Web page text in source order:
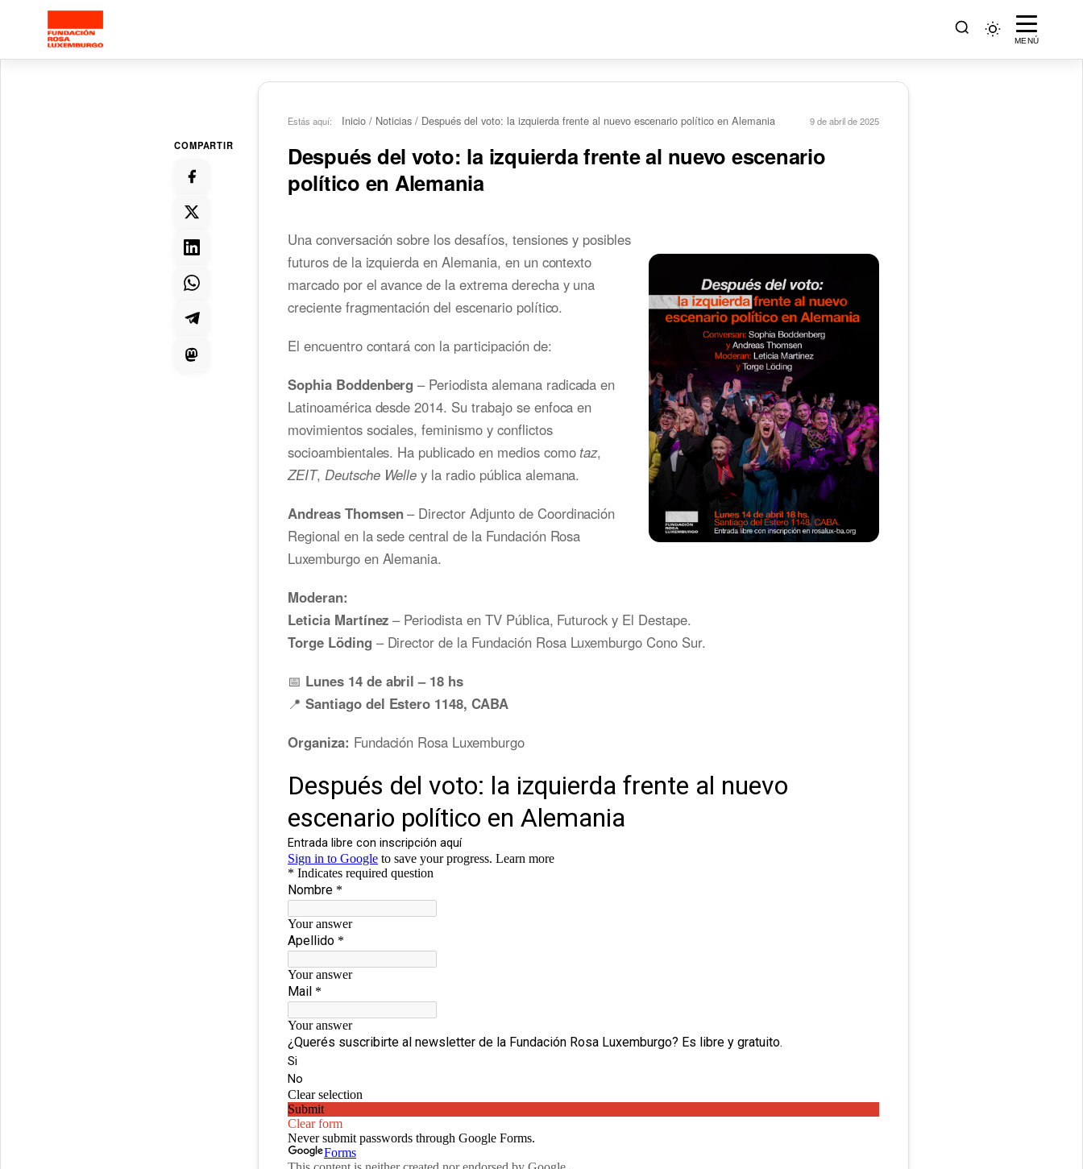
Saltar al contenido principal MENÚ
COMPARTIR
Estás aquí: Inicio / Noticias / Después del voto: la izquierda frente al nuevo escenario político en Alemania 9 de abril de 2025
Después del voto: la izquierda frente al nuevo escenario
político en Alemania
Una conversación sobre los desafíos, tensiones y posibles
futuros de la izquierda en Alemania, en un contexto
marcado por el avance de la extrema derecha y una
creciente fragmentación del escenario político.
El encuentro contará con la participación de:
Sophia Boddenberg – Periodista alemana radicada en
Latinoamérica desde 2014. Su trabajo se enfoca en
movimientos sociales, feminismo y conflictos
socioambientales. Ha publicado en medios como taz,
ZEIT, Deutsche Welle y la radio pública alemana.
Andreas Thomsen– Director Adjunto de Coordinación
Regional en la sede central de la Fundación Rosa
Luxemburgo en Alemania.
Moderan:
Leticia Martínez – Periodista en TV Pública, Futurock y El Destape.
Torge Löding – Director de la Fundación Rosa Luxemburgo Cono Sur.
📅 Lunes 14 de abril – 18 hs
📍 Santiago del Estero 1148, CABA
Organiza: Fundación Rosa Luxemburgo